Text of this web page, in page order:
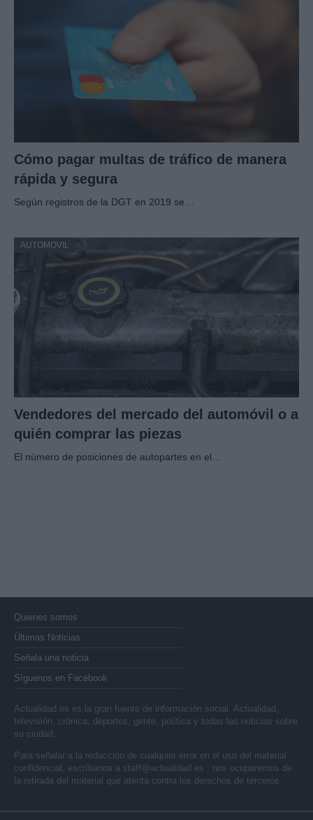
Cómo pagar multas de tráfico de manera
rápida y segura
Según registros de la DGT en 2019 se…
AUTOMOVIL
Vendedores del mercado del automóvil o a
quién comprar las piezas
El número de posiciones de autopartes en el…
Quienes somos
Últimas Noticias
Señala una noticia
Síguenos en Facebook
Actualidad.es es la gran fuente de información social. Actualidad,
televisión, crónica, deportes, gente, política y todas las noticias sobre
su ciudad.
Para señalar a la redacción de cualquier error en el uso del material
confidencial, escríbanos a staff@actualidad.es : nos ocuparemos de
la retirada del material que atenta contra los derechos de terceros.